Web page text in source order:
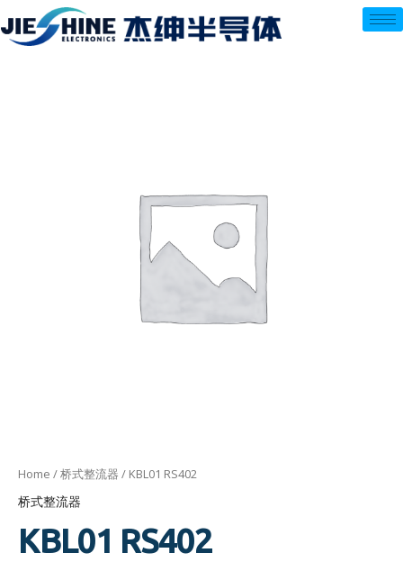
至
内
Home /桥式整流器 / KBL01 RS402
桥式整流器
KBL01 RS402